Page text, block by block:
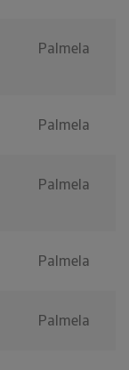
Palmela
Palmela
Palmela
Palmela
Palmela